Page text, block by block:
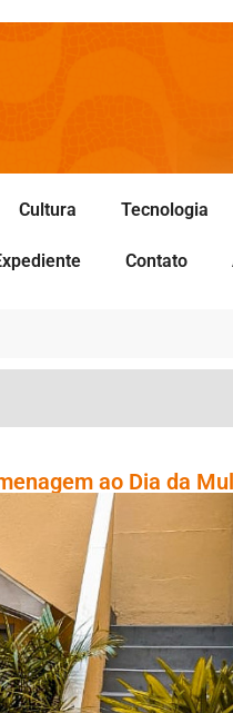
Cultura Tecnologia
Contato
ao Dia da